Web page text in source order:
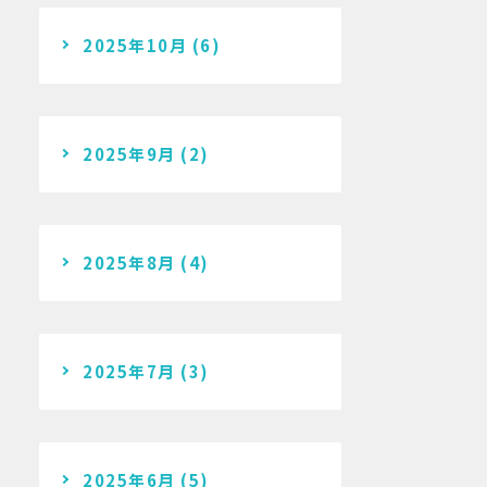
2025年10月 (6)
2025年9月 (2)
2025年8月 (4)
2025年7月 (3)
2025年6月 (5)